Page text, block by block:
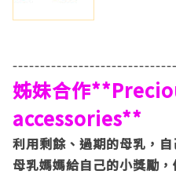
姊妹合作
accessories**
利用剩餘、過期的母乳，
母乳媽媽給自己的小獎勵